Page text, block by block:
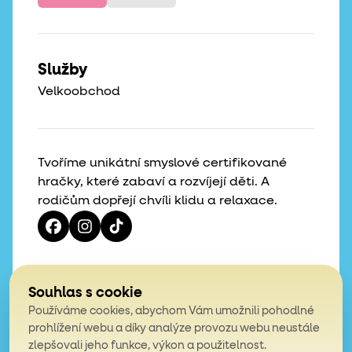
Tvoříme unikátní smyslové certifikované
hračky, které zabaví a rozvíjejí děti. A
rodičům dopřejí chvíli klidu a relaxace.
Služby
Velkoobchod
4,9
z celkem 200 hodnocení
Souhlas s cookie
Používáme cookies, abychom Vám umožnili pohodlné
prohlížení webu a díky analýze provozu webu neustále
zlepšovali jeho funkce, výkon a použitelnost.